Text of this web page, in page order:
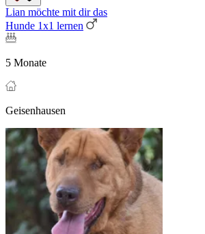
Lian möchte mit dir das
Hunde 1x1 lernen
5 Monate
Geisenhausen